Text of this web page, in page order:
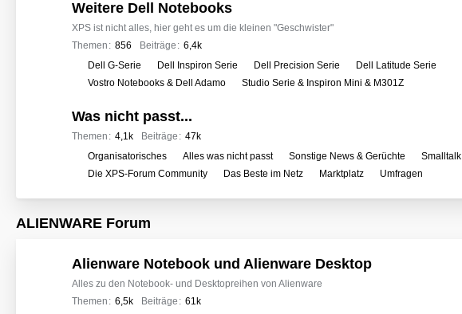
n
r
f
o
Weitere Dell Notebooks
XPS ist nicht alles, hier geht es um die kleinen "Geschwister"
Themen
856 Beiträge 6,4k
e
r
n
Dell G-Serie Dell Inspiron Serie Dell Precision Serie
Dell Latitude Serie
Vostro Notebooks & Dell Adamo
Studio Serie & Inspiron Mini & M301Z
Was nicht passt...
Themen 4,1k Beiträge 47k
r
o
r
e
Organisatorisches Alles was nicht passt Sonstige News & Gerüchte
Smalltalk
Die XPS-Forum Community
Das Beste im Netz Marktplatz Umfragen
ALIENWARE Forum
Alienware Notebook und Alienware Desktop
Alles zu den Notebook- und Desktopreihen von Alienware
Themen
6,5k Beiträge 61k